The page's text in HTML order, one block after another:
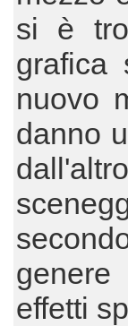
si è
grafica
nuovo
danno
effetti